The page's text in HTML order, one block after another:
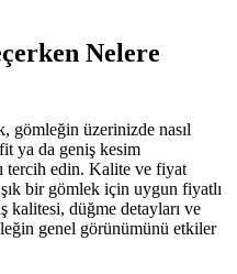
Nelere
gömleğin üzerinizde nasıl
ya da geniş kesim
tercih edin. Kalite ve fiyat
bir gömlek için uygun fiyatlı
düğme detayları ve
genel görünümünü etkiler